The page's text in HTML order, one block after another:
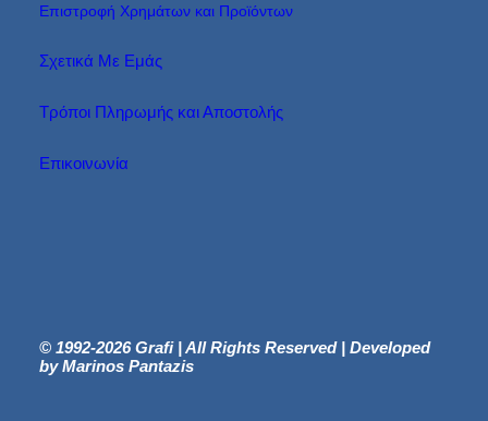
Επιστροφή Χρημάτων και Προϊόντων
Σχετικά Με Εμάς
Τρόποι Πληρωμής και Αποστολής
Επικοινωνία
© 1992-2026 Grafi | All Rights Reserved | Developed
by Marinos Pantazis